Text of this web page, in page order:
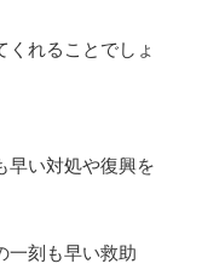
くれることでしょ
早い対処や復興を
一刻も早い救助